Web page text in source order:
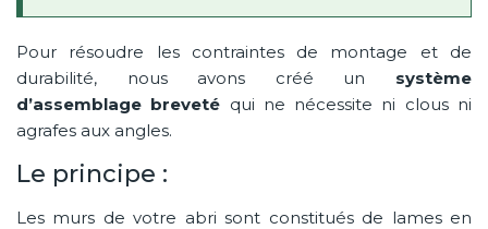
Pour résoudre les contraintes de montage et de
durabilité, nous avons créé un système
d’assemblage breveté qui ne nécessite ni clous ni
agrafes aux angles.
Le principe :
Les murs de votre abri sont constitués de lames en